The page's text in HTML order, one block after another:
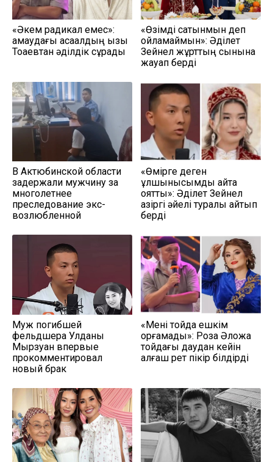
«Әкем радикал емес»:
қамаудағы ақсақалдың қызы
Тоқаевтан әділдік сұрады
«Өзімді сатқынмын деп
ойламаймын»: Әділет
Зейнел жұрттың сынына
жауап берді
В Актюбинской области
задержали мужчину за
многолетнее
преследование экс-
возлюбленной
«Өмірге деген
құлшынысымды қайта
оятты»: Әділет Зейнел
қазіргі әйелі туралы айтып
берді
Муж погибшей
фельдшера Улданы
Мырзуан впервые
прокомментировал
новый брак
«Мені тойда ешкім
қорғамады»: Роза Әлқожа
тойдағы даудан кейін
алғаш рет пікір білдірді